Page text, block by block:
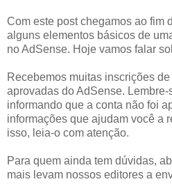
Com este post chegamos ao fim
alguns elementos básicos de
no AdSense. Hoje vamos falar
Recebemos muitas inscrições
aprovadas do AdSense.
informando que a conta não foi
informações que ajudam você a
isso, leia-o com atenção.
Para quem ainda tem dúvidas,
mais levam nossos editores a